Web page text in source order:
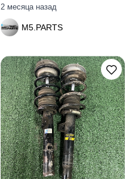
2 месяца назад
M5.PARTS